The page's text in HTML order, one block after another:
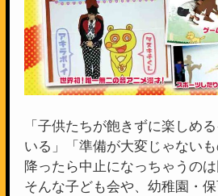
「子供たちが飽きずに楽しめ
いる」「準備が大変じゃない
降ったら中止になっちゃうの
そんな子ども会や、幼稚園・